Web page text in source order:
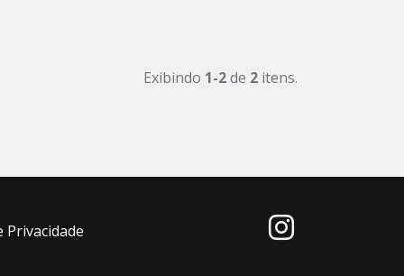
Exibindo 1-2de 2 itens.
Privacidade